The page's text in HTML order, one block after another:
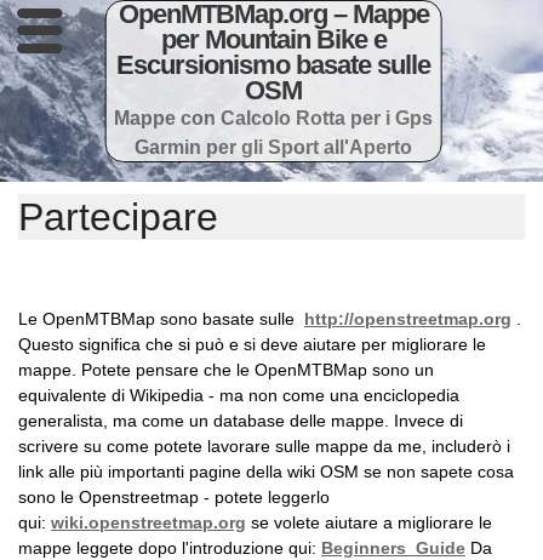
OpenMTBMap.org – Mappe
per Mountain Bike e
Escursionismo basate sulle
OSM
Mappe con Calcolo Rotta per i Gps
Garmin per gli Sport all'Aperto
Partecipare
Le OpenMTBMap sono basate sulle http://openstreetmap.org .
Questo significa che si può e si deve aiutare per migliorare le
mappe. Potete pensare che le OpenMTBMap sono un
equivalente di Wikipedia - ma non come una enciclopedia
generalista, ma come un database delle mappe. Invece di
scrivere su come potete lavorare sulle mappe da me, includerò i
link alle più importanti pagine della wiki OSM se non sapete cosa
sono le Openstreetmap - potete leggerlo
qui: wiki.openstreetmap.org se volete aiutare a migliorare le
mappe leggete dopo l'introduzione qui: Beginners_Guide Da